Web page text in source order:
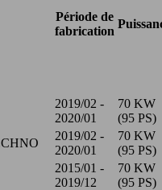
Période de
fabrication
2019/02 -
2020/01
70 KW
(95 PS)
2019/02 -
2020/01
70 KW
(95 PS)
2015/01 -
2019/12
70 KW
(95 PS)